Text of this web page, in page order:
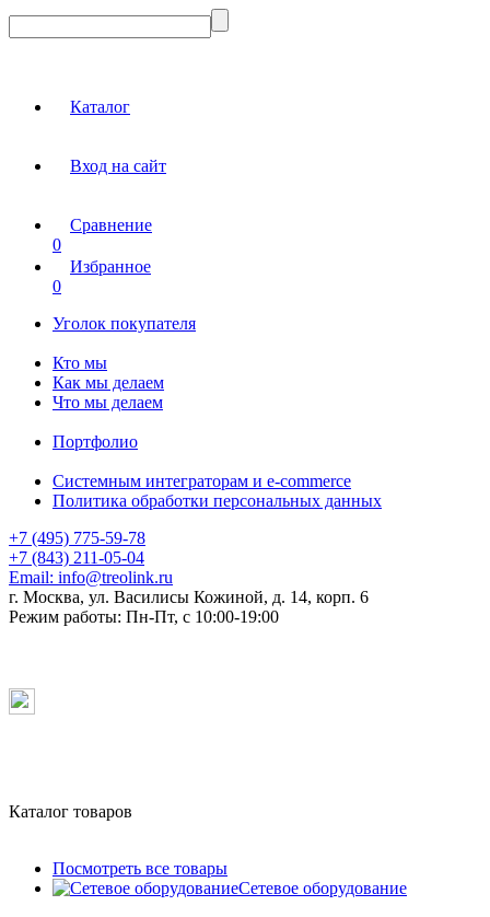
Каталог
Вход на сайт
Сравнение
0
Избранное
0
Уголок покупателя
Кто мы
Как мы делаем
Что мы делаем
Портфолио
Системным интеграторам и e-commerce
Политика обработки персональных данных
+7 (495) 775-59-78
+7 (843) 211-05-04
Email: info@treolink.ru
г. Москва, ул. Василисы Кожиной, д. 14, корп. 6
Режим работы: Пн-Пт, с 10:00-19:00
Каталог товаров
Посмотреть все товары
Сетевое оборудование